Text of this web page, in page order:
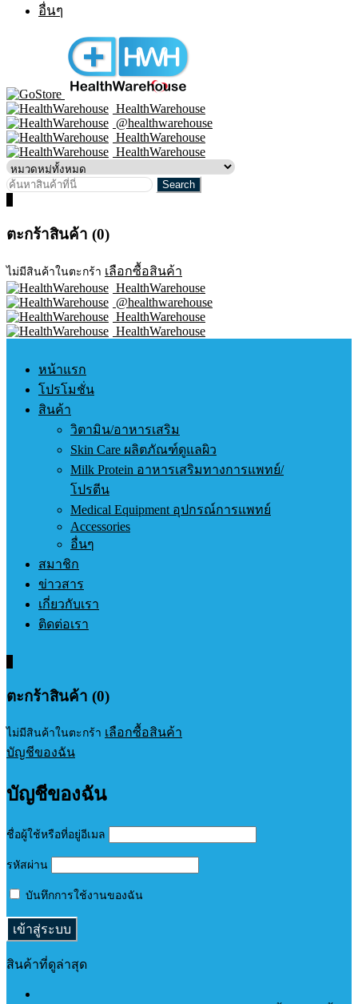
อื่นๆ
HealthWarehouse
@healthwarehouse
HealthWarehouse
HealthWarehouse
ตะกร้าสินค้า (0)
ไม่มีสินค้าในตะกร้า เลือกซื้อสินค้า
HealthWarehouse
@healthwarehouse
HealthWarehouse
HealthWarehouse
หน้าแรก
โปรโมชั่น
สินค้า
วิตามิน/อาหารเสริม
Skin Care ผลิตภัณฑ์ดูแลผิว
Milk Protein อาหารเสริมทางการแพทย์/
โปรตีน
Medical Equipment อุปกรณ์การแพทย์
Accessories
อื่นๆ
สมาชิก
ข่าวสาร
เกี่ยวกับเรา
ติดต่อเรา
ตะกร้าสินค้า (0)
ไม่มีสินค้าในตะกร้า เลือกซื้อสินค้า
บัญชีของฉัน
บัญชีของฉัน
ชื่อผู้ใช้หรือที่อยู่อีเมล
รหัสผ่าน
บันทึกการใช้งานของฉัน
สินค้าที่ดูล่าสุด